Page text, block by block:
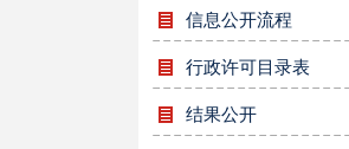
信息公开流程
行政许可目录表
结果公开